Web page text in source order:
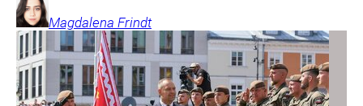
Magdalena Frindt